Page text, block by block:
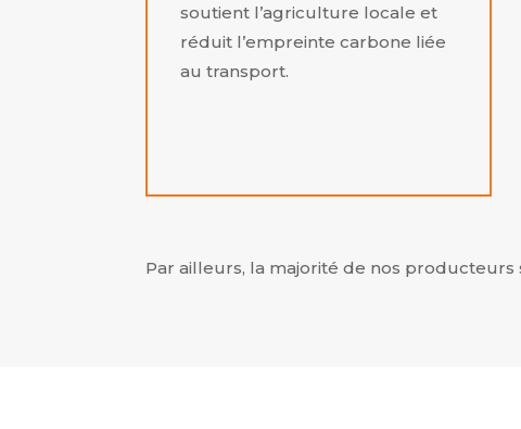
soutient l’agriculture locale et
réduit l’empreinte carbone liée
au transport.
Par ailleurs, la majorité de nos producteurs